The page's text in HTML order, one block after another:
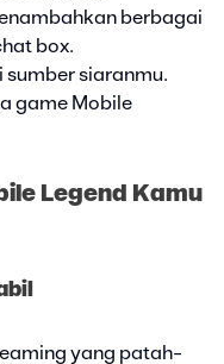
berbagai
box.
sumber siaranmu.
game Mobile
Legend Kamu
yang patah-